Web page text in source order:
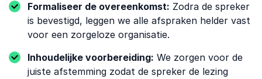
Formaliseer de overeenkomst: Zodra de spreker
is bevestigd, leggen we alle afspraken helder vast
voor een zorgeloze organisatie.
Inhoudelijke voorbereiding: We zorgen voor de
juiste afstemming zodat de spreker de lezing